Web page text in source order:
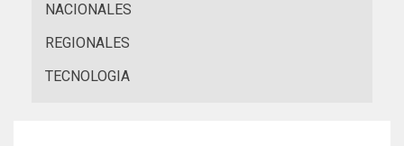
NACIONALES
REGIONALES
TECNOLOGIA